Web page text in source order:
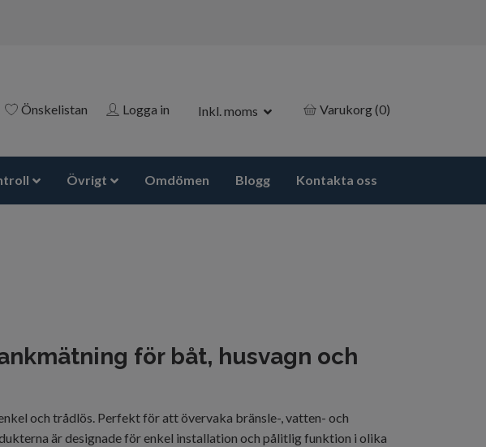
Önskelistan Logga in Inkl. moms Varukorg(0)
Övrigt Omdömen Blogg Kontakta oss
för båt, husvagn och
och trådlös. Perfekt för att övervaka bränsle-, vatten- och
är designade för enkel installation och pålitlig funktion i olika